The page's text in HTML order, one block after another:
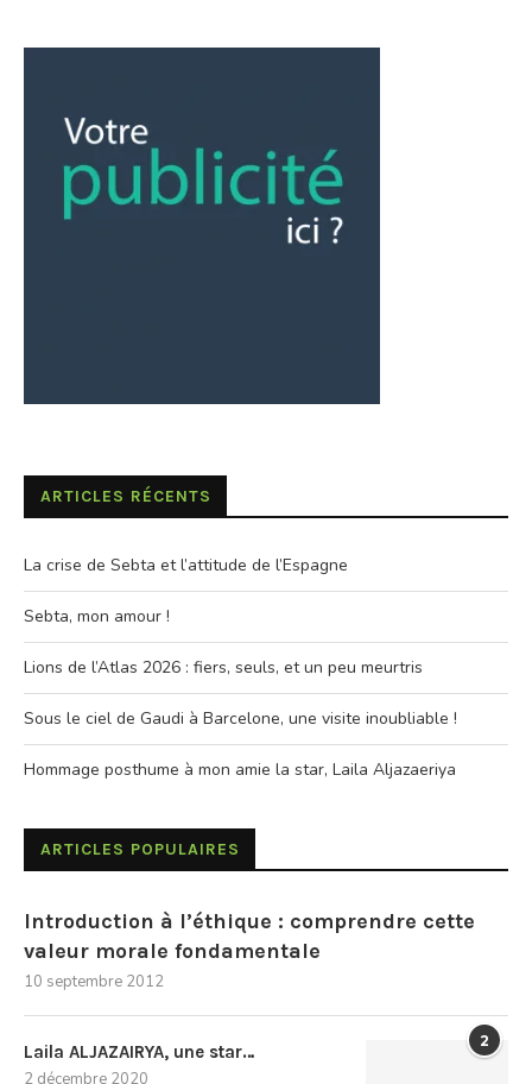
ARTICLES RÉCENTS
La crise de Sebta et l’attitude de l’Espagne
Sebta, mon amour !
Lions de l’Atlas 2026 : fiers, seuls, et un peu meurtris
Sous le ciel de Gaudi à Barcelone, une visite inoubliable !
Hommage posthume à mon amie la star, Laila Aljazaeriya
ARTICLES POPULAIRES
Introduction à l’éthique : comprendre cette
valeur morale fondamentale
10 septembre 2012
2
Laila ALJAZAIRYA, une star…
2 décembre 2020